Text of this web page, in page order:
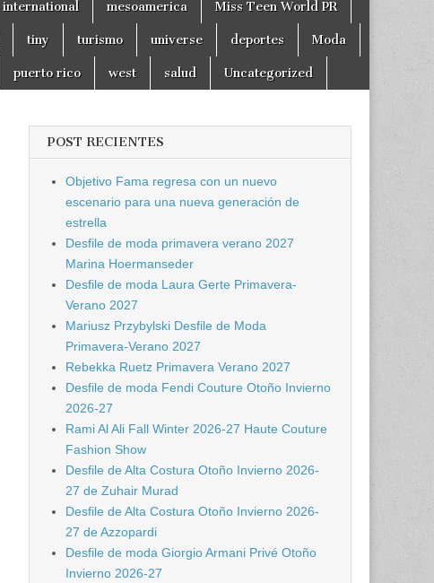
international mesoamerica Miss Teen World PR
tiny turismo universe deportes Moda
puerto rico west salud Uncategorized
POST RECIENTES
Objetivo Fama regresa con un nuevo
escenario para una nueva generación de
estrella
Desfile de moda primavera verano 2027
Marina Hoermanseder
Desfile de moda Laura Gerte Primavera-
Verano 2027
Mariusz Przybylski Desfile de Moda
Primavera-Verano 2027
Rebekka Ruetz Primavera Verano 2027
Desfile de moda Fendi Couture Otoño Invierno
2026-27
Rami Al Ali Fall Winter 2026-27 Haute Couture
Fashion Show
Desfile de Alta Costura Otoño Invierno 2026-
27 de Zuhair Murad
Desfile de Alta Costura Otoño Invierno 2026-
27 de Azzopardi
Desfile de moda Giorgio Armani Privé Otoño
Invierno 2026-27